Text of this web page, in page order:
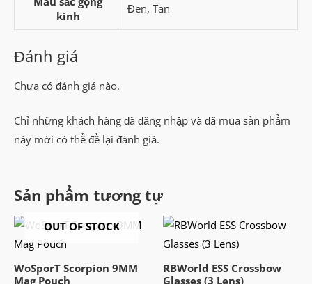
kính
Đen, Tan
Đánh giá
Chưa có đánh giá nào.
Chỉ những khách hàng đã đăng nhập và đã mua sản phẩm
này mới có thể để lại đánh giá.
Sản phẩm tương tự
OUT OF STOCK
WoSporT Scorpion 9MM
Mag Pouch
RBWorld ESS Crossbow
Glasses (3 Lens)